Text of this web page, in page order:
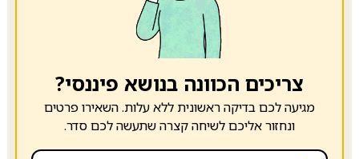
צריכים הכוונה בנושא פיננסי?
מגיעה לכם בדיקה ראשונית ללא עלות. השאירו פרטים
ונחזור אליכם לשיחה קצרה שתעשה לכם סדר.